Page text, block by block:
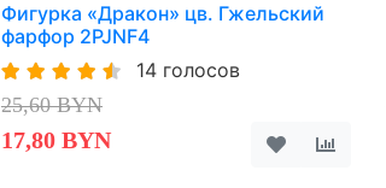
Фигурка «Дракон» цв. Гжельский
фарфор 2PJNF4
14 голосов
25,60 BYN
17,80 BYN